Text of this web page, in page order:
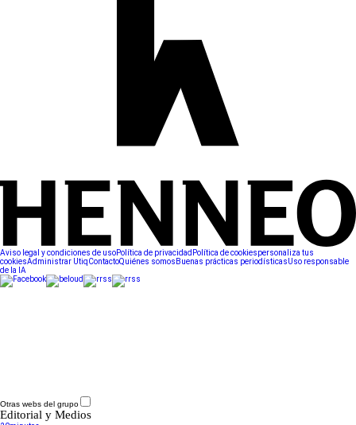
Aviso legal y condiciones de usoPolítica de privacidad Política de cookiespersonaliza tus
cookiesAdministrar UtiqContactoQuiénes somos Buenas prácticas periodísticasUso responsable
de la IA
Otras webs del grupo
Editorial y Medios